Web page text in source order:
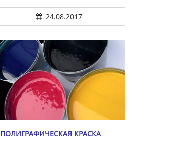
24.08.2017
ПОЛИГРАФИЧЕСКАЯ КРАСКА